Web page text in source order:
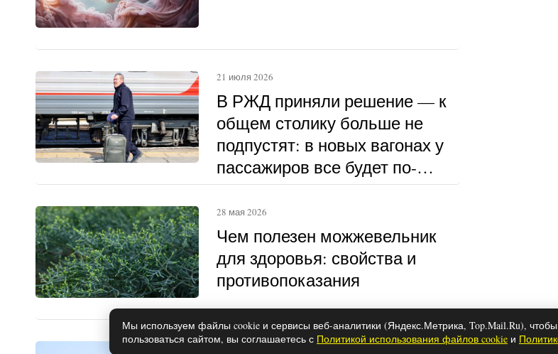
В РЖД приняли решение — к
общем столику больше не
подпустят: в новых вагонах у
пассажиров все будет по-
другому
21 июля 2026
Чем полезен можжевельник
для здоровья: свойства и
противопоказания
28 мая 2026
28 мая 2026
Мы используем файлы cookie и сервисы веб-аналитики (Яндекс.Метрика, Top.Mail.Ru),
пользоваться сайтом, вы соглашаетесь с Политикой использования файлов cookie и